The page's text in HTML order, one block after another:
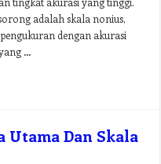
adalah skala nonius,
dengan akurasi
…
Utama Dan Skala